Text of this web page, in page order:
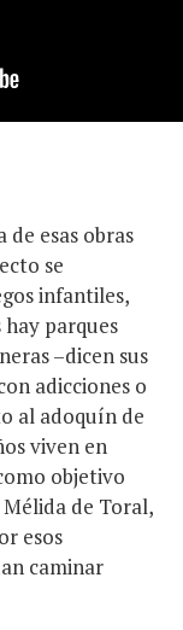
esas obras
se
infantiles,
hay parques
–dicen sus
adicciones o
al adoquín de
viven en
objetivo
de Toral,
esos
caminar